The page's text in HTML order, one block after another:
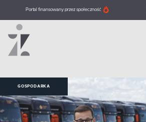
Portal finansowany przez społeczność
GOSPODARKA